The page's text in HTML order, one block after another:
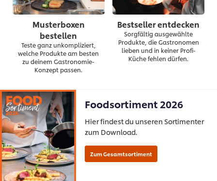
Musterboxen
bestellen
Teste ganz unkompliziert,
welche Produkte am besten
zu deinem Gastronomie-
Konzept passen.
Bestseller entdecken
Sorgfältig ausgewählte
Produkte, die Gastronomen
lieben und in keiner Profi-
Küche fehlen dürfen.
Foodsortiment 2026
Hier findest du unseren Sortimenter
zum Download.